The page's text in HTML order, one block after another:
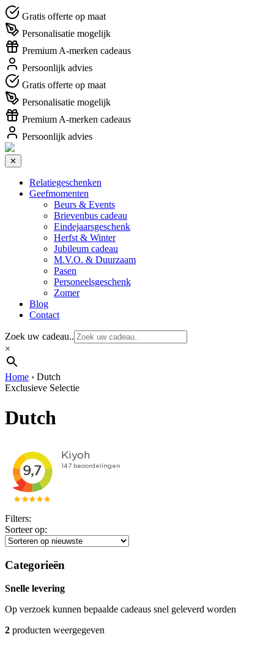
Gratis offerte op maat
Personalisatie mogelijk
Premium A-merken cadeaus
Persoonlijk advies
Gratis offerte op maat
Personalisatie mogelijk
Premium A-merken cadeaus
Persoonlijk advies
✕
Relatiegeschenken
Geefmomenten
Beurs & Events
Brievenbus cadeau
Eindejaarsgeschenk
Herfst & Winter
Jubileum cadeau
M.V.O. & Duurzaam
Pasen
Personeelsgeschenk
Zomer
Blog
Contact
Zoek uw cadeau..
×
Home › Dutch
Exclusieve Selectie
Dutch
Filters:
Sorteer op:
Categorieën
Snelle levering
Op verzoek kunnen bepaalde cadeaus snel geleverd worden
2 producten weergegeven